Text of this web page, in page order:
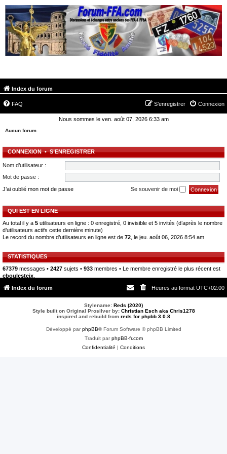
Index du forum
FAQ Connexion
S’enregistrer
Nous sommes le ven. août 07, 2026 6:33 am
Aucun forum.
CONNEXION•S’ENREGISTRER
Nom d’utilisateur :
Mot de passe :
J’ai oublié mon mot de passe
Se souvenir de moi
QUI EST EN LIGNE
Au total il y a 5 utilisateurs en ligne : 0 enregistré, 0 invisible et 5 invités (d’après le nombre
d’utilisateurs actifs cette dernière minute)
Le record du nombre d’utilisateurs en ligne est de 72 , le jeu. août 06, 2026 8:54 am
STATISTIQUES
67379 messages • 2427 sujets • 933 membres • Le membre enregistré le plus récent est
cboulesteix
Index du forum
Heures au format UTC+02:00
Stylename: Reds (2020)
Style built on Original Prosilver by: Christian Esch aka Chris1278
inspired and rebuild from reds for phpbb 3.0.8
Développé parphpBB® Forum Software © phpBB Limited
Traduit parphpBB-fr.com
Confidentialité | Conditions